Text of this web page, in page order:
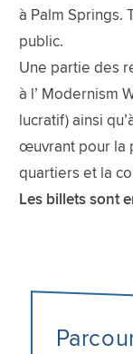
à Palm Springs.
public.
Une partie des
à l’ Modernism
lucratif) ainsi
œuvrant pour la
quartiers et la
Les billets sont